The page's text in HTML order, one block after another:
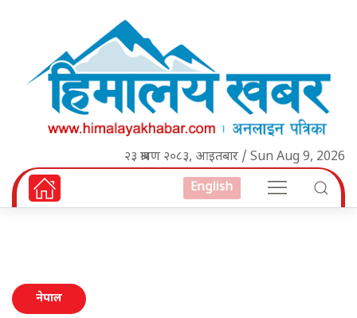
२३ श्रावण २०८३, आइतबार / Sun Aug 9, 2026
English
नेपाल